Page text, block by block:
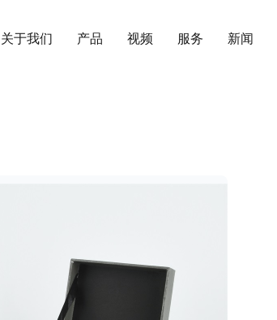
关于我们 产品 视频 服务 新闻